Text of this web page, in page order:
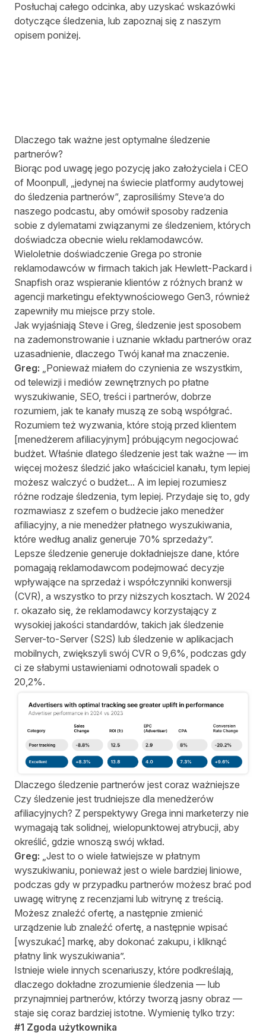
Posłuchaj całego odcinka, aby uzyskać wskazówki
dotyczące śledzenia, lub zapoznaj się z naszym
opisem poniżej.
Dlaczego tak ważne jest optymalne śledzenie
partnerów?
Biorąc pod uwagę jego pozycję jako założyciela i CEO
of Moonpull, „jedynej na świecie platformy audytowej
do śledzenia partnerów“, zaprosiliśmy Steve’a do
naszego podcastu, aby omówił sposoby radzenia
sobie z dylematami związanymi ze śledzeniem, których
doświadcza obecnie wielu reklamodawców.
Wieloletnie doświadczenie Grega po stronie
reklamodawców w firmach takich jak Hewlett-Packard i
Snapfish oraz wspieranie klientów z różnych branż w
agencji marketingu efektywnościowego Gen3, również
zapewniły mu miejsce przy stole.
Jak wyjaśniają Steve i Greg, śledzenie jest sposobem
na zademonstrowanie i uznanie wkładu partnerów oraz
uzasadnienie, dlaczego Twój kanał ma znaczenie.
Greg: „Ponieważ miałem do czynienia ze wszystkim,
od telewizji i mediów zewnętrznych po płatne
wyszukiwanie, SEO, treści i partnerów, dobrze
rozumiem, jak te kanały muszą ze sobą współgrać.
Rozumiem też wyzwania, które stoją przed klientem
[menedżerem afiliacyjnym] próbującym negocjować
budżet. Właśnie dlatego śledzenie jest tak ważne — im
więcej możesz śledzić jako właściciel kanału, tym lepiej
możesz walczyć o budżet... A im lepiej rozumiesz
różne rodzaje śledzenia, tym lepiej. Przydaje się to, gdy
rozmawiasz z szefem o budżecie jako menedżer
afiliacyjny, a nie menedżer płatnego wyszukiwania,
które według analiz generuje 70% sprzedaży”.
Lepsze śledzenie generuje dokładniejsze dane, które
pomagają reklamodawcom podejmować decyzje
wpływające na sprzedaż i współczynniki konwersji
(CVR), a wszystko to przy niższych kosztach. W 2024
r. okazało się, że reklamodawcy korzystający z
wysokiej jakości standardów, takich jak śledzenie
Server-to-Server (S2S) lub śledzenie w aplikacjach
mobilnych, zwiększyli swój CVR o 9,6%, podczas gdy
ci ze słabymi ustawieniami odnotowali spadek o
20,2%.
Dlaczego śledzenie partnerów jest coraz ważniejsze
Czy śledzenie jest trudniejsze dla menedżerów
afiliacyjnych? Z perspektywy Grega inni marketerzy nie
wymagają tak solidnej, wielopunktowej atrybucji, aby
określić, gdzie wnoszą swój wkład.
Greg: „Jest to o wiele łatwiejsze w płatnym
wyszukiwaniu, ponieważ jest o wiele bardziej liniowe,
podczas gdy w przypadku partnerów możesz brać pod
uwagę witrynę z recenzjami lub witrynę z treścią.
Możesz znaleźć ofertę, a następnie zmienić
urządzenie lub znaleźć ofertę, a następnie wpisać
[wyszukać] markę, aby dokonać zakupu, i kliknąć
płatny link wyszukiwania”.
Istnieje wiele innych scenariuszy, które podkreślają,
dlaczego dokładne zrozumienie śledzenia — lub
przynajmniej partnerów, którzy tworzą jasny obraz —
staje się coraz bardziej istotne. Wymienię tylko trzy:
#1 Zgoda użytkownika